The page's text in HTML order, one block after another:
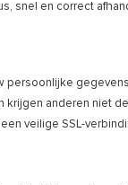
snel en correct
persoonlijke
krijgen anderen niet
veilige SSL-